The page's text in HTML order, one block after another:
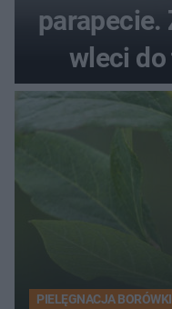
parapecie.
wleci
PIELĘGNACJA BORÓWKI